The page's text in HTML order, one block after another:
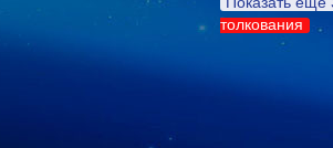
толкования